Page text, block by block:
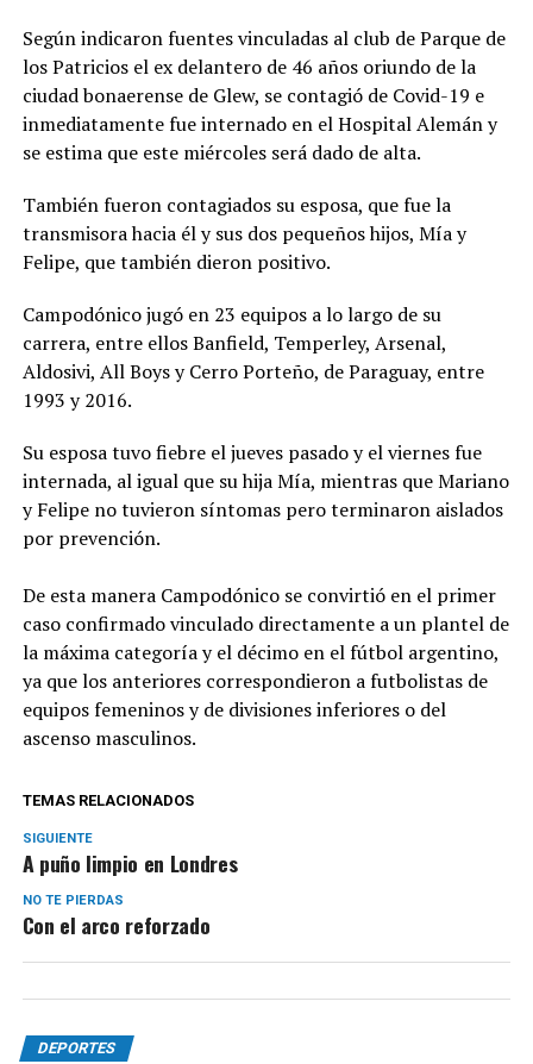
Según indicaron fuentes vinculadas al club de Parque de
los Patricios el ex delantero de 46 años oriundo de la
ciudad bonaerense de Glew, se contagió de Covid-19 e
inmediatamente fue internado en el Hospital Alemán y
se estima que este miércoles será dado de alta.
También fueron contagiados su esposa, que fue la
transmisora hacia él y sus dos pequeños hijos, Mía y
Felipe, que también dieron positivo.
Campodónico jugó en 23 equipos a lo largo de su
carrera, entre ellos Banfield, Temperley, Arsenal,
Aldosivi, All Boys y Cerro Porteño, de Paraguay, entre
1993 y 2016.
Su esposa tuvo fiebre el jueves pasado y el viernes fue
internada, al igual que su hija Mía, mientras que Mariano
y Felipe no tuvieron síntomas pero terminaron aislados
por prevención.
De esta manera Campodónico se convirtió en el primer
caso confirmado vinculado directamente a un plantel de
la máxima categoría y el décimo en el fútbol argentino,
ya que los anteriores correspondieron a futbolistas de
equipos femeninos y de divisiones inferiores o del
ascenso masculinos.
TEMAS RELACIONADOS
SIGUIENTE
A puño limpio en Londres
NO TE PIERDAS
Con el arco reforzado
DEPORTES